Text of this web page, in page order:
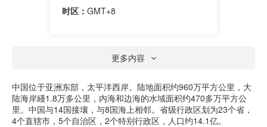
时区： GMT+8
更多内容
中国位于亚洲东部，太平洋西岸。陆地面积约960万平方公里，大
陆海岸綫1.8万多公里，内海和边海的水域面积约470多万平方公
里。中国与14国接壤，与8国海上相邻。省级行政区划为23个省，
4个直辖市，5个自治区，2个特别行政区，人口约14.1亿。